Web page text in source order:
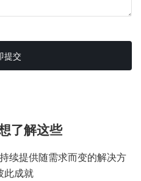
提交
了解这些
续提供随需求而变的解决方
此成就